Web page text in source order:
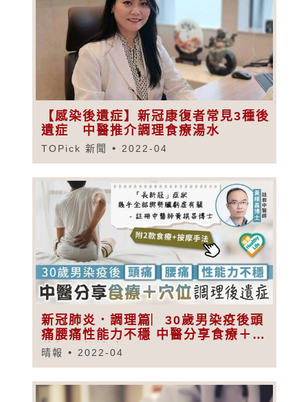
【感染後遺症】新冠康復者常見3種後
遺症 中醫推介調理食療湯水
TOPick 新聞 2022-04
新冠肺炎．調理篇︳30歲男染疫後頭
痛腰痛性能力不穩 中醫分享食療＋穴
位調理後遺症
晴報 2022-04